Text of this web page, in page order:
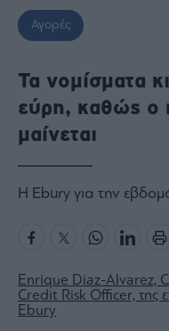
Ναυτιλία
Ενέργεια
Πολιτική
Πολιτισμός
Κοινωνία
Law
Financial
Αγορές
Τα νομίσματα
εύρη, καθώς ο
μαίνεται
Η Ebury για την
Enrique Diaz-Alvarez,
Credit Risk Officer, της
Ebury